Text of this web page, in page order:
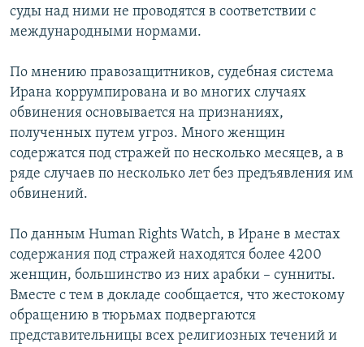
ПОДПИШИТЕСЬ НА РАССЫЛКУ
Все сайты РСЕ/РС
суды над ними не проводятся в соответствии с
международными нормами.
По мнению правозащитников, судебная система
Ирана коррумпирована и во многих случаях
обвинения основывается на признаниях,
полученных путем угроз. Много женщин
содержатся под стражей по несколько месяцев, а в
ряде случаев по несколько лет без предъявления им
обвинений.
По данным Human Rights Watch, в Иране в местах
содержания под стражей находятся более 4200
женщин, большинство из них арабки – сунниты.
Вместе с тем в докладе сообщается, что жестокому
обращению в тюрьмах подвергаются
представительницы всех религиозных течений и